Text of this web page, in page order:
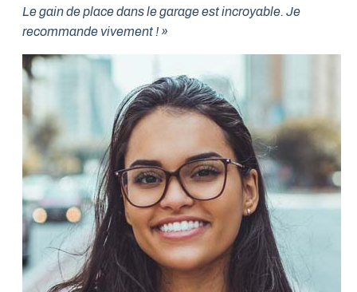
Le gain de place dans le garage est incroyable. Je
recommande vivement ! »